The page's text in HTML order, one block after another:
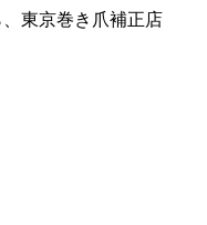
東京巻き爪補正店